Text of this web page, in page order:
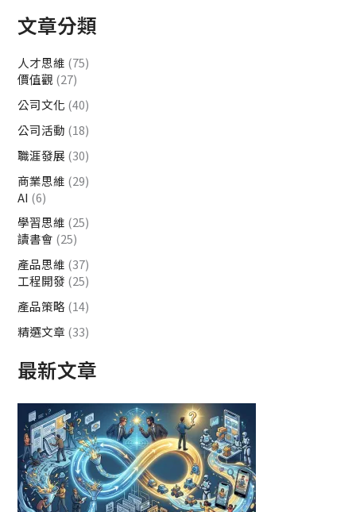
文章分類
人才思維 (75)
價值觀 (27)
公司文化 (40)
公司活動 (18)
職涯發展 (30)
商業思維 (29)
AI (6)
學習思維 (25)
讀書會 (25)
產品思維 (37)
工程開發 (25)
產品策略 (14)
精選文章 (33)
最新文章